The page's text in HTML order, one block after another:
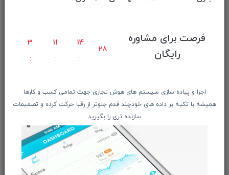
فرصت برای مشاوره
رایگان
3 11 14
27
اجرا و پیاده سازی سیستم های هوش تجاری جهت تمامی کسب و کارها
همیشه با تکیه بر داده های خودچند قدم جلوتر از رقبا حرکت کرده و تصمیمات
سازنده تری را بگیرید
دانلود اپلیکیشن فروشگاه
دسترسی سریع
صفحه ابتدایی سایت
معرفـــی همکــاران
حــــریم خصوصـی
پیگیری مرسوله پستی